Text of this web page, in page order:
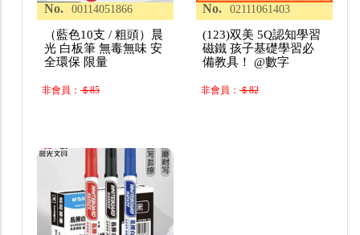
No. 00114051866
（藍色10支 / 粗頭）晨
光 白板筆 無毒無味 安
全環保 限量
非會員：＄85
No. 02111061403
(123)双美 5Q認知學習
磁鐵 孩子基礎學習必
備教具！ @數字
非會員：＄82